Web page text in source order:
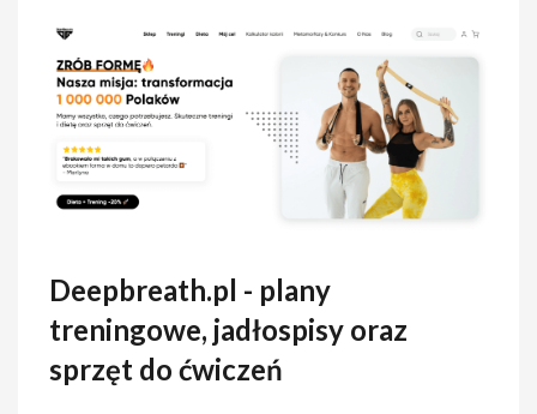
Deepbreath.pl - plany
treningowe, jadłospisy oraz
sprzęt do ćwiczeń